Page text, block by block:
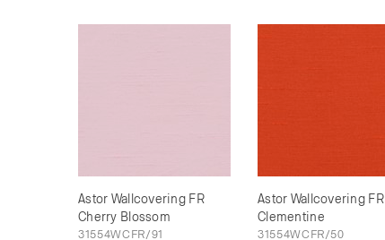
Astor Wallcovering FR
Cherry Blossom
31554WCFR/91
Astor Wallcovering FR
Clementine
31554WCFR/50